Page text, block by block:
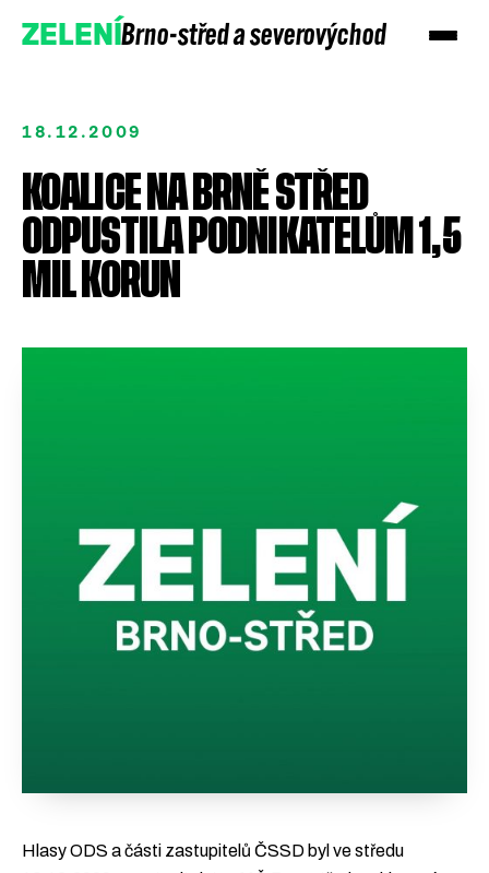
ZELENÍBrno-střed a severovýchod
18.12.2009
KOALICE NA BRNĚ STŘED
ODPUSTILA PODNIKATELŮM 1,5
MIL KORUN
Hlasy ODS a části zastupitelů ČSSD byl ve středu